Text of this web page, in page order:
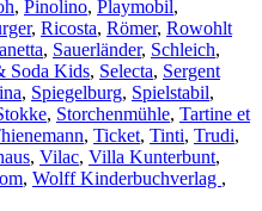
, Pinolino, Playmobil,
, Ricosta, Römer, Rowohlt
, Sauerländer, Schleich,
Soda Kids, Selecta, Sergent
, Spiegelburg, Spielstabil,
, Storchenmühle, Tartine et
, Ticket, Tinti, Trudi,
, Vilac, Villa Kunterbunt,
, Wolff Kinderbuchverlag ,